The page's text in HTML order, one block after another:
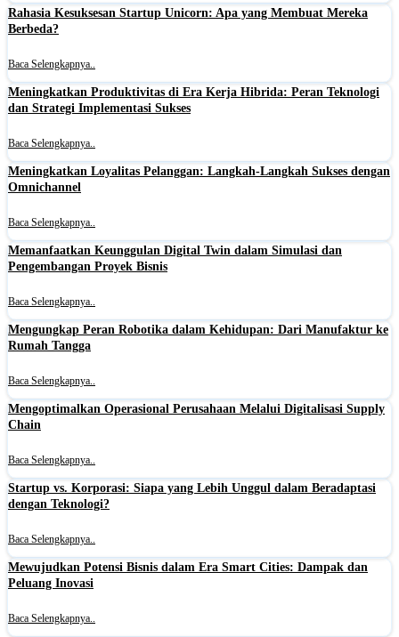
Rahasia Kesuksesan Startup Unicorn: Apa yang Membuat Mereka
Berbeda?
Baca Selengkapnya..
Meningkatkan Produktivitas di Era Kerja Hibrida: Peran Teknologi
dan Strategi Implementasi Sukses
Baca Selengkapnya..
Meningkatkan Loyalitas Pelanggan: Langkah-Langkah Sukses dengan
Omnichannel
Baca Selengkapnya..
Memanfaatkan Keunggulan Digital Twin dalam Simulasi dan
Pengembangan Proyek Bisnis
Baca Selengkapnya..
Mengungkap Peran Robotika dalam Kehidupan: Dari Manufaktur ke
Rumah Tangga
Baca Selengkapnya..
Mengoptimalkan Operasional Perusahaan Melalui Digitalisasi Supply
Chain
Baca Selengkapnya..
Startup vs. Korporasi: Siapa yang Lebih Unggul dalam Beradaptasi
dengan Teknologi?
Baca Selengkapnya..
Mewujudkan Potensi Bisnis dalam Era Smart Cities: Dampak dan
Peluang Inovasi
Baca Selengkapnya..